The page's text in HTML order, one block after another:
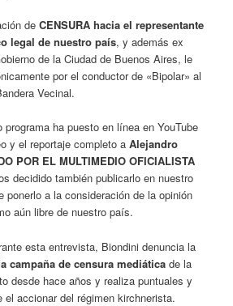
deCENSURA hacia el representante
legal de nuestro país, y además ex
de la Ciudad de Buenos Aires, le
por el conductor de «Bipolar» al
Vecinal.
ha puesto en línea en YouTube
y el reportaje completo aAlejandro
POR EL MULTIMEDIO OFICIALISTA
decidido también publicarlo en nuestro
ponerlo a la consideración de la opinión
aún libre de nuestro país.
esta entrevista, Biondini denuncia la
campaña de censura mediática de la
desde hace años y realiza puntuales y
accionar del régimen kirchnerista.